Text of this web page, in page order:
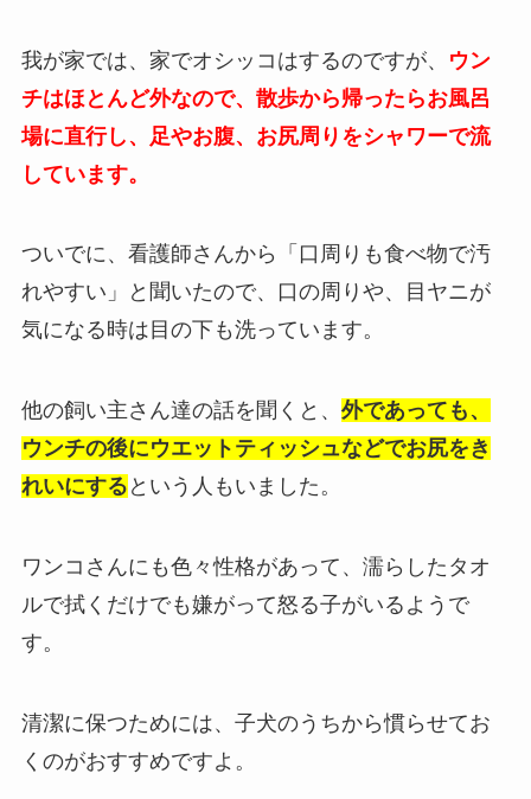
我が家では、家でオシッコはするのですが、
ウン
チはほとんど外なので、散歩から帰ったらお風呂
場に直行し、足やお腹、お尻周りをシャワーで流
しています。
ついでに、看護師さんから「口周りも食べ物で汚
れやすい」と聞いたので、口の周りや、目ヤニが
気になる時は目の下も洗っています。
他の飼い主さん達の話を聞くと、 外であっても、
ウンチの後にウエットティッシュなどでお尻をき
れいにする という人もいました。
ワンコさんにも色々性格があって、濡らしたタオ
ルで拭くだけでも嫌がって怒る子がいるようで
す。
清潔に保つためには、子犬のうちから慣らせてお
くのがおすすめですよ。